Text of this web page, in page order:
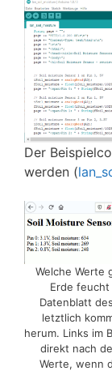
Der
werden (
Welche Werte
Erde feucht
Datenblatt
letztlich
herum. Links im
direkt nach
Werte, wenn